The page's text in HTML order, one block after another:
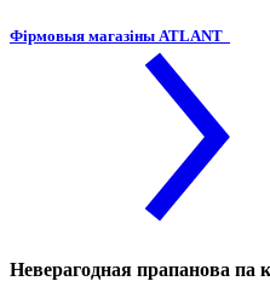
Фірмовыя магазіны ATLANT
Неверагодная прапанова па